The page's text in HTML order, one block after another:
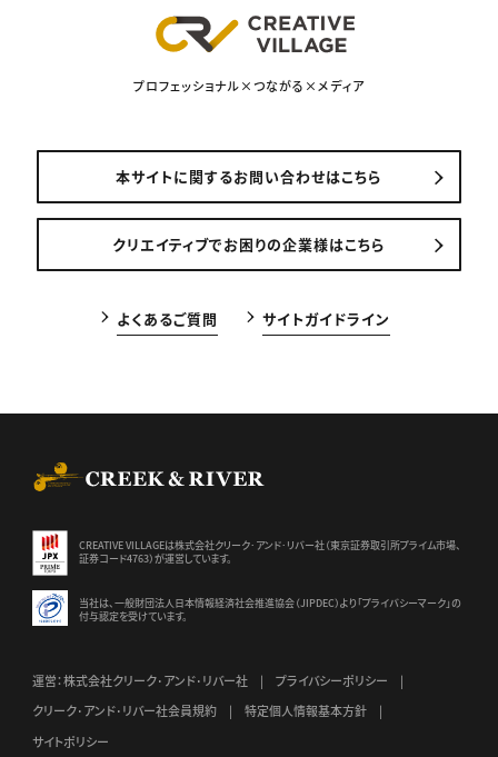
プロフェッショナル×つながる×メディア
本サイトに関するお問い合わせはこちら
クリエイティブでお困りの企業様はこちら
よくあるご質問 サイトガイドライン
CREATIVE VILLAGEは株式会社クリーク･アンド･リバー社（東京証券取引所プライム市場、
証券コード4763）が運営しています。
当社は、一般財団法人日本情報経済社会推進協会（JIPDEC）より 「プライバシーマーク」の
付与認定を受けています。
運営：株式会社クリーク･アンド･リバー社
プライバシーポリシー
クリーク･アンド･リバー社会員規約
特定個人情報基本方針
サイトポリシー